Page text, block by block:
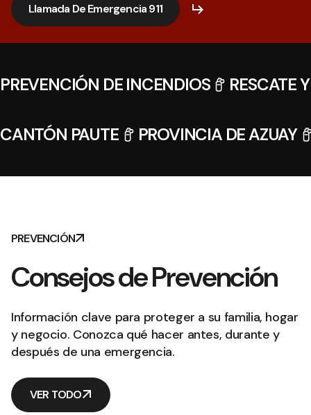
Llamada De Emergencia 911
Llamada De Emergencia 911
PREVENCIÓN DE INCENDIOS RESCATE
CANTÓN PAUTE PROVINCIA DE AZUAY
PREVENCIÓN
Consejos dePrevención
Información clave para proteger a su familia, hogar
y negocio. Conozca qué hacer antes, durante y
después de una emergencia.
VER TODO